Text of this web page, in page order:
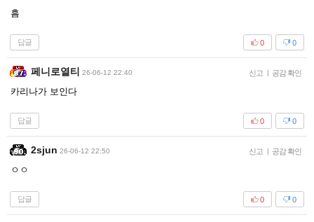
흠
답글 0
0
페니로열티 26-06-12 22:40 신고 공감 확인
카리나가 보인다
답글 0
0
2sjun 26-06-12 22:50 신고 공감 확인
ㅇㅇ
답글 0
0